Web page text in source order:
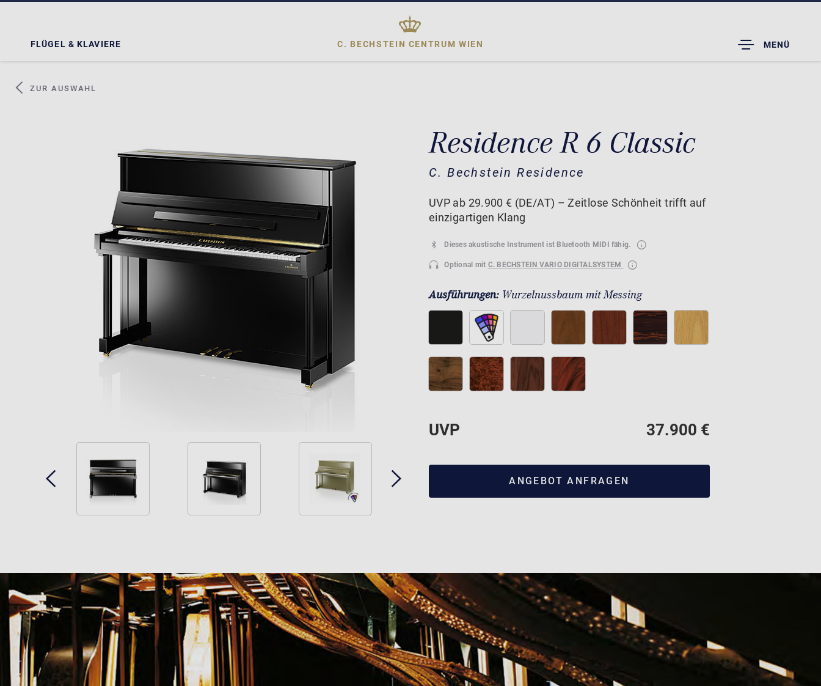
FLÜGEL & KLAVIERE C. BECHSTEIN CENTRUM WIEN
TOGGLE
DROPDOWN
MENÜ
ZUR AUSWAHL
Residence R 6 Classic
C. Bechstein Residence
UVP ab 29.900 € (DE/AT) – Zeitlose Schönheit trifft auf
einzigartigen Klang
Dieses akustische Instrument ist Bluetooth MIDI fähig.
Optional mit C. BECHSTEIN VARIO DIGITALSYSTEM
Ausführungen: Wurzelnussbaum mit Messing
UVP 37.900 €
ANGEBOT ANFRAGEN